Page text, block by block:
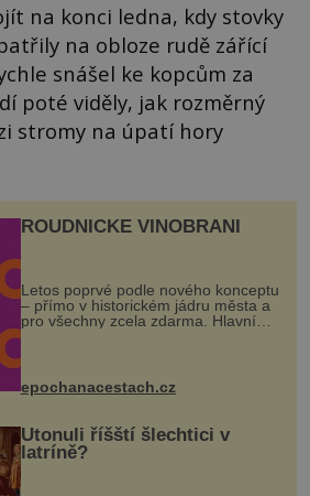
na konci ledna, kdy stovky
na obloze rudě zářící
snášel ke kopcům za
poté viděly, jak rozměrný
stromy na úpatí hory
ROUDNICKÉ VINOBRANÍ
Letos poprvé podle nového konceptu
– přímo v historickém jádru města a
pro všechny zcela zdarma. Hlavní
program se odehraje na Karlově a
mohou těšit na víno, burčák, pes...
epochanacestach.cz
Utonuli říšští šlechtici v
latríně?